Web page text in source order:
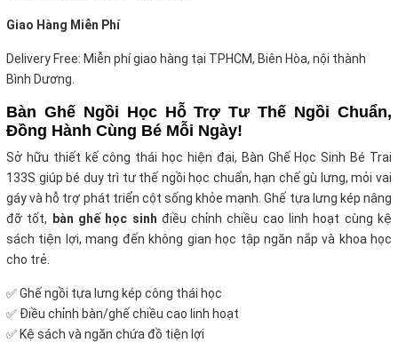
Giao Hàng Miễn Phí
Delivery Free: Miễn phí giao hàng tại TPHCM, Biên Hòa, nội thành
Bình Dương.
Bàn Ghế Ngồi Học Hỗ Trợ Tư Thế Ngồi Chuẩn,
Đồng Hành Cùng Bé Mỗi Ngày!
Sở hữu thiết kế công thái học hiện đại, Bàn Ghế Học Sinh Bé Trai
133S giúp bé duy trì tư thế ngồi học chuẩn, hạn chế gù lưng, mỏi vai
gáy và hỗ trợ phát triển cột sống khỏe mạnh. Ghế tựa lưng kép nâng
đỡ tốt, bàn ghế học sinh điều chỉnh chiều cao linh hoạt cùng kệ
sách tiện lợi, mang đến không gian học tập ngăn nắp và khoa học
cho trẻ.
✅ Ghế ngồi tựa lưng kép công thái học
✅ Điều chỉnh bàn/ghế chiều cao linh hoạt
✅ Kệ sách và ngăn chứa đồ tiện lợi